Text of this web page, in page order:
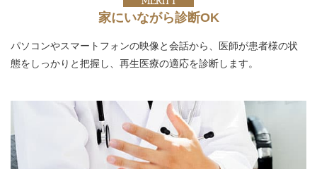
家にいながら診断OK
パソコンやスマートフォンの映像と会話から、医師が患者様の状
態をしっかりと把握し、再生医療の適応を診断します。